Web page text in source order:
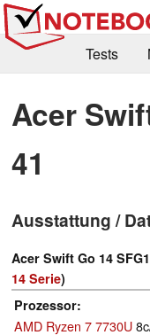
Tests
Kaufberatung
Forum
Acer
41
Ausstattung /
Acer Swift Go 14
14 Serie)
Prozessor
AMD Ryzen 7 7730U